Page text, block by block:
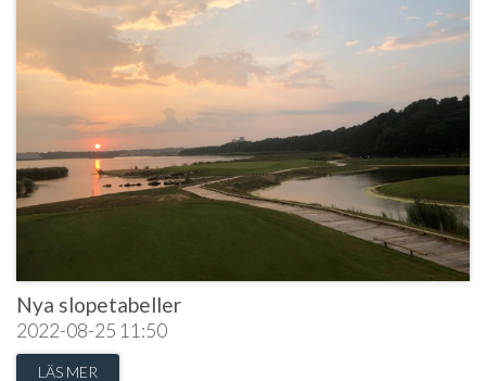
Nya slopetabeller
2022-08-25 11:50
LÄS MER